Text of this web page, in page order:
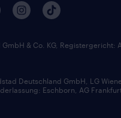
& Co. KG, Registergericht:
Deutschland GmbH, LG
Eschborn, AG